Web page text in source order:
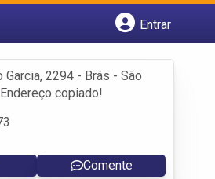
Entrar
Garcia, 2294 - Brás - São
Endereço copiado!
Comente